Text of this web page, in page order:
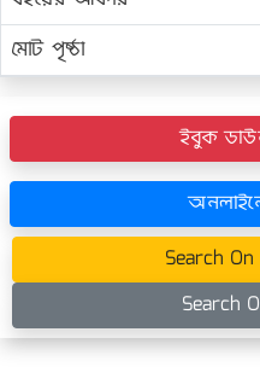
মোট পৃষ্ঠা
ইবুক
Search
Search